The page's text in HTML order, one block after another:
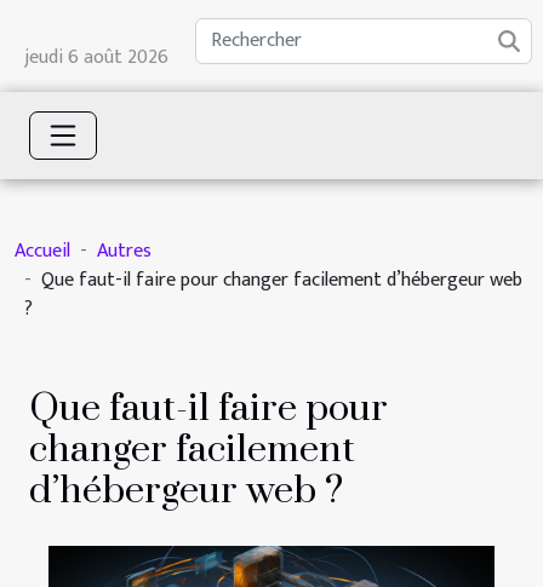
jeudi 6 août 2026
Accueil
Autres
Que faut-il faire pour changer facilement d’hébergeur web
?
Que faut-il faire pour
changer facilement
d’hébergeur web ?